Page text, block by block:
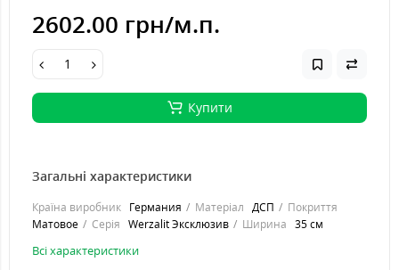
2602.00 грн/м.п.
Купити
Загальні характеристики
Країна виробник Германия Матеріал ДСП
Покриття
Матовое
Серія Werzalit Эксклюзив Ширина 35 см
Всі характеристики